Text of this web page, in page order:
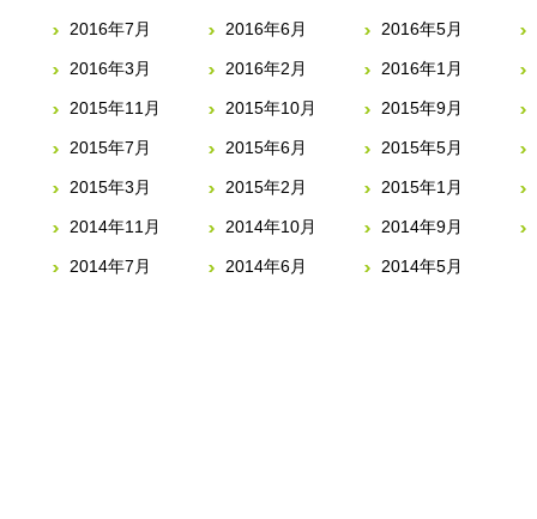
2016年7月 2016年6月 2016年5月
2016年3月 2016年2月 2016年1月
2015年11月 2015年10月 2015年9月
2015年7月 2015年6月 2015年5月
2015年3月 2015年2月 2015年1月
2014年11月 2014年10月 2014年9月
2014年7月 2014年6月 2014年5月